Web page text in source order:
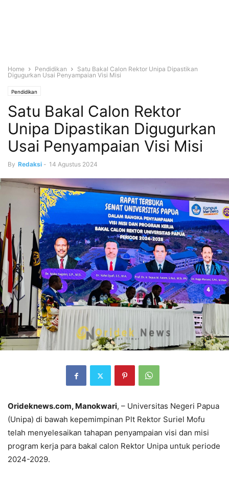
Home Pendidikan
Satu Bakal Calon Rektor Unipa Dipastikan
Digugurkan Usai Penyampaian Visi Misi
Pendidikan
Satu Bakal Calon Rektor
Unipa Dipastikan Digugurkan
Usai Penyampaian Visi Misi
By Redaksi - 14 Agustus 2024
Orideknews.com, Manokwari, – Universitas Negeri Papua
(Unipa) di bawah kepemimpinan Plt Rektor Suriel Mofu
telah menyelesaikan tahapan penyampaian visi dan misi
program kerja para bakal calon Rektor Unipa untuk periode
2024-2029.